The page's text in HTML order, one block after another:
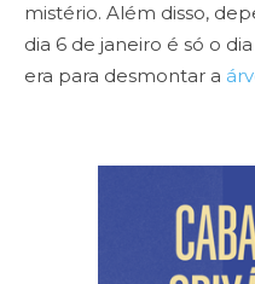
mistério. Além disso,
dia 6 de janeiro é só o
era para desmontar a